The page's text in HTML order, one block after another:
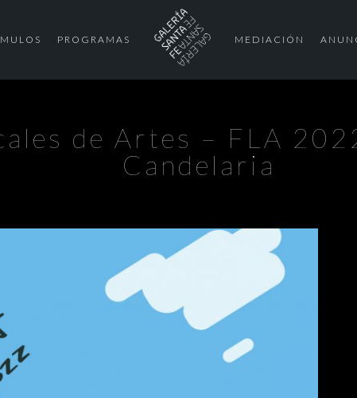
PROGRAMAS MEDIACIÓN
de Artes – FLA
Candelaria